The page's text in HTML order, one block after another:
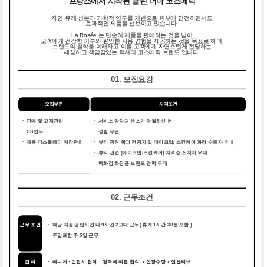
자연 유래 성분과 과학적 연구를 기반으로 피부에 안전하면서도
효과적인 제품을 선보이고 있습니다.
La Rosée 는 단순히 제품을 판매하는 것을 넘어
고객에게 건강한 피부와 편안한 사용 경험을 제공하는 것을 목표로 하며,
브랜드의 철학을 이해하고 이를 고객에게 자연스럽게 전달하는
세심하고 책임감있는 럭셔리 코스메틱 브랜드 입니다.
01. 모집요강
모집부문 자격조건
ㆍ 판매 및 고객관리
ㆍ CS업무
ㆍ 제품 디스플레이 매장관리
ㆍ
서비스 감각과 센스가 탁월하신 분
ㆍ
성별 무관
ㆍ
뷰티 관련 학과 전공자 및 메이크업/ 스킨케어 과정 수료자우대
ㆍ
뷰티 관련 (메이크업/스킨케어) 자격증 소지자 우대
ㆍ 백화점 화장품 브랜드 경력 우대
02. 근무조건
근무 조건 ㆍ 해당 지점 영업시간 내 9시간 2교대 근무( 휴게 1시간 30분 포함 )
ㆍ 주말포함 주 5일 근무
급 여 ㆍ 매니저 : 면접시 협의 ~ 경력에 따른 협의 + 연장수당 + 인센티브